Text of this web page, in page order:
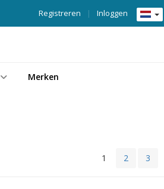
Inloggen
|
Registreren
Merken
1 2 3